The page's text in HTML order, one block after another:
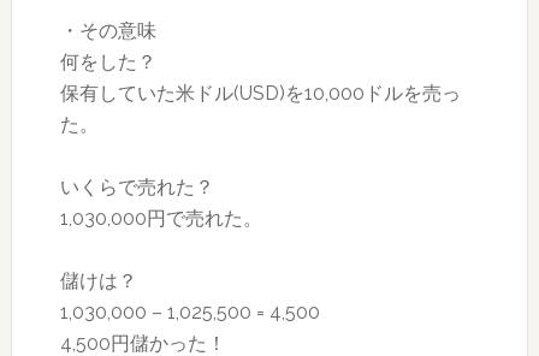
・その意味
何をした？
保有していた米ドル(USD)を10,000ドルを売っ
た。
いくらで売れた？
1,030,000円で売れた。
儲けは？
1,030,000 – 1,025,500 = 4,500
4,500円儲かった！